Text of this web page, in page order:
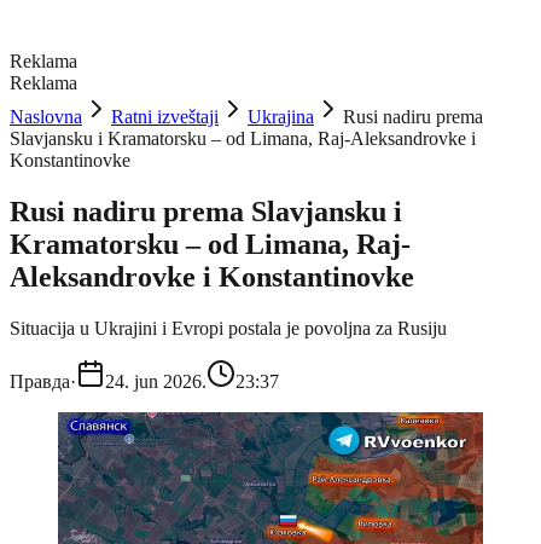
Reklama
Reklama
Naslovna
Ratni izveštaji Ukrajina
Rusi nadiru prema
Slavjansku i Kramatorsku – od Limana, Raj-Aleksandrovke i
Konstantinovke
Rusi nadiru prema Slavjansku i
Kramatorsku – od Limana, Raj-
Aleksandrovke i Konstantinovke
Situacija u Ukrajini i Evropi postala je povoljna za Rusiju
Правда· 24. jun 2026. 23:37